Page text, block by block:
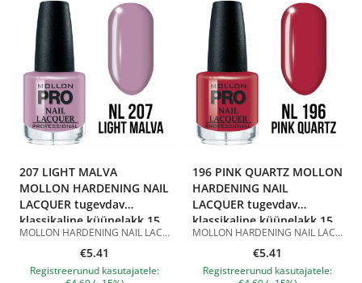
207 LIGHT MALVA
MOLLON HARDENING NAIL
LACQUER tugevdav
klassikaline küünelakk 15
ml
MOLLON HARDENING NAIL LACQUER 207 LIGHT MALVA 15 ml on tugevdav klassikaline küünelakk õrnas helelillas toonis. Toon 207 Light Malva on pehme hele malva-toon läikiva viimistlusega. See näeb välja õrn, naiselik ja korrektne ning annab küüntele hoolitsetud välimuse. Sobib igapäevaseks, kontori-, kevad-suviseks ja romantiliseks maniküüriks. Hardening Nail Lacquer koostis sisaldab tugevdavat komponenti ja sobib klassikaliseks maniküüriks. Lakk kantakse peale ühtlaselt, kuivab õhu käes ja ei vaja UV/LED-lampi. Parema püsivuse saavutamiseks on soovitatav kasutada seda koos klassikalise küünelaki aluslaki ja pealislakiga. Eelised: tugevdav klassikaline küünelakk; õrn helelilla toon; läikiv viimistlus; aitab tugevdada naturaalseid küüsi; kantakse peale ühtlaselt; kuivab õhu käes; ei vaja UV/LED-lampi; sobib koduseks ja professionaalseks maniküüriks. Kasutamine: Kandke aluslakk puhtale ja kuivale küüneplaadile. Seejärel kandke peale 1–2 kihti MOLLON HARDENING NAIL LACQUER 207 LIGHT MALVA, lastes igal kihil õhu käes kuivada. Parema püsivuse saavutamiseks viimistlege maniküür klassikalise küünelaki pealislakiga. Maht: 15 ml. Tootepildid on illustratiivsed. Küsimuste korral ootame alati Sinu meili nanatallinn@gmail.com
€5.41
Registreerunud kasutajatele:
196 PINK QUARTZ MOLLON
HARDENING NAIL
LACQUER tugevdav
klassikaline küünelakk 15
ml
MOLLON HARDENING NAIL LACQUER 196 PINK QUARTZ 15 ml on tugevdav klassikaline küünelakk õrnas roosas toonis. Toon 196 Pink Quartz on pehme kvartsroosa värv läikiva viimistlusega. See näeb välja õrn, naiselik ja elegantne ning annab küüntele hoolitsetud välimuse. Sobib igapäevaseks, kontori-, pruut- ja romantiliseks maniküüriks. Hardening Nail Lacquer koostis sisaldab tugevdavat komponenti ja sobib klassikaliseks maniküüriks. Lakk kantakse peale ühtlaselt, kuivab õhu käes ja ei vaja UV/LED-lampi. Parema püsivuse saavutamiseks on soovitatav kasutada seda koos klassikalise küünelaki aluslaki ja pealislakiga. Eelised: tugevdav klassikaline küünelakk; õrn kvartsroosa toon; läikiv viimistlus; aitab tugevdada naturaalseid küüsi; kantakse peale ühtlaselt; kuivab õhu käes; ei vaja UV/LED-lampi; sobib koduseks ja professionaalseks maniküüriks. Kasutamine: Kandke aluslakk puhtale ja kuivale küüneplaadile. Seejärel kandke peale 1–2 kihti MOLLON HARDENING NAIL LACQUER 196 PINK QUARTZ, lastes igal kihil õhu käes kuivada. Parema püsivuse saavutamiseks viimistlege maniküür klassikalise küünelaki pealislakiga. Maht: 15 ml. Tootepildid on illustratiivsed. Küsimuste korral ootame alati Sinu meili nanatallinn@gmail.com
€5.41
Registreerunud kasutajatele: